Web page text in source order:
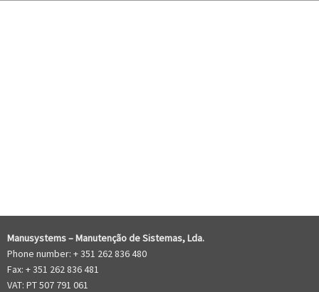
Manusystems –Manutenção de Sistemas, Lda.
Phone number: + 351 262 836 480
Fax: + 351 262 836 481
VAT: PT 507 791 061